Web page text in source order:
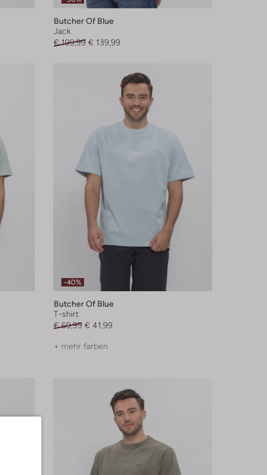
Butcher Of Blue
Jack
€ 199,99 € 139,99
-40%
Butcher Of Blue
T-shirt
€ 69,99 € 41,99
+ mehr farben